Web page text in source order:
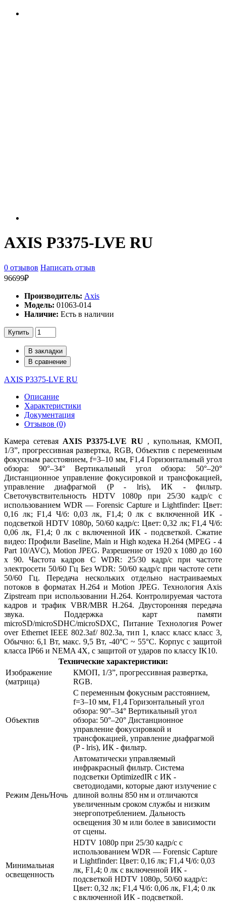
AXIS P3375-LVE RU
0 отзывов Написать отзыв
96699₽
Производитель: Axis
Модель: 01063-014
Наличие: Есть в наличии
Купить
В закладки
В сравнение
AXIS P3375-LVE RU
Описание
Характеристики
Документация
Отзывов (0)
Камера сетевая AXIS P3375-LVE RU , купольная, КМОП,
1/3”, прогрессивная развертка, RGB, Объектив с переменным
фокусным расстоянием, f=3–10 мм, F1,4 Горизонтальный угол
обзора: 90°–34° Вертикальный угол обзора: 50°–20°
Дистанционное управление фокусировкой и трансфокацией,
управление диафрагмой (P - lris), ИК - фильтр.
Светочувствительность HDTV 1080p при 25/30 кадр/с с
использованием WDR — Forensic Capture и Lightfinder: Цвет:
0,16 лк; F1,4 Ч/б: 0,03 лк, F1,4; 0 лк с включенной ИК -
подсветкой HDTV 1080p, 50/60 кадр/с: Цвет: 0,32 лк; F1,4 Ч/б:
0,06 лк, F1,4; 0 лк с включенной ИК - подсветкой. Сжатие
видео: Профили Baseline, Main и High кодека H.264 (MPEG - 4
Part 10/AVC), Motion JPEG. Разрешение от 1920 x 1080 до 160
x 90. Частота кадров С WDR: 25/30 кадр/с при частоте
электросети 50/60 Гц Без WDR: 50/60 кадр/с при частоте сети
50/60 Гц. Передача нескольких отдельно настраиваемых
потоков в форматах H.264 и Motion JPEG. Технология Axis
Zipstream при использовании H.264. Контролируемая частота
кадров и трафик VBR/MBR H.264. Двусторонняя передача
звука. Поддержка карт памяти
microSD/microSDHC/microSDXC, Питание Технология Power
over Ethernet IEEE 802.3af/ 802.3a, тип 1, класс класс класс 3,
Обычно: 6,1 Вт, макс. 9,5 Вт, -40°C ~ 55°C. Корпус c защитой
класса IP66 и NEMA 4X, с защитой от ударов по классу IK10.
Технические характеристики:
Изображение
(матрица)
КМОП, 1/3”, прогрессивная развертка,
RGB.
Объектив
С переменным фокусным расстоянием,
f=3–10 мм, F1,4 Горизонтальный угол
обзора: 90°–34° Вертикальный угол
обзора: 50°–20° Дистанционное
управление фокусировкой и
трансфокацией, управление диафрагмой
(P - lris), ИК - фильтр.
Режим День/Ночь
Автоматически управляемый
инфракрасный фильтр. Система
подсветки OptimizedIR с ИК -
светодиодами, которые дают излучение с
длиной волны 850 нм и отличаются
увеличенным сроком службы и низким
энергопотреблением. Дальность
освещения 30 м или более в зависимости
от сцены.
Минимальная
освещенность
HDTV 1080p при 25/30 кадр/с с
использованием WDR — Forensic Capture
и Lightfinder: Цвет: 0,16 лк; F1,4 Ч/б: 0,03
лк, F1,4; 0 лк с включенной ИК -
подсветкой HDTV 1080p, 50/60 кадр/с:
Цвет: 0,32 лк; F1,4 Ч/б: 0,06 лк, F1,4; 0 лк
с включенной ИК - подсветкой.